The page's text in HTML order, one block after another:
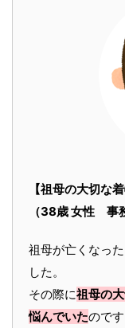
【祖母の大切な
（38歳 女性 事
祖母が亡くなっ
した。
その際に祖母の
悩んでいたのです